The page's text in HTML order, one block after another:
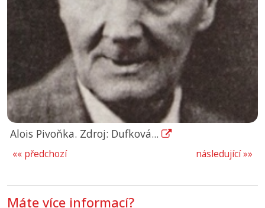
Alois Pivoňka. Zdroj: Dufková...
následující »»
«« předchozí
Máte více informací?